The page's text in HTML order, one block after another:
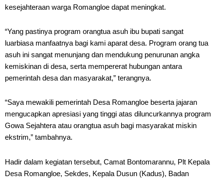
kesejahteraan warga Romangloe dapat meningkat.
“Yang pastinya program orangtua asuh ibu bupati sangat
luarbiasa manfaatnya bagi kami aparat desa. Program orang tua
asuh ini sangat menunjang dan mendukung penurunan angka
kemiskinan di desa, serta mempererat hubungan antara
pemerintah desa dan masyarakat,” terangnya.
“Saya mewakili pemerintah Desa Romangloe beserta jajaran
mengucapkan apresiasi yang tinggi atas diluncurkannya program
Gowa Sejahtera atau orangtua asuh bagi masyarakat miskin
ekstrim,” tambahnya.
Hadir dalam kegiatan tersebut, Camat Bontomarannu, Plt Kepala
Desa Romangloe, Sekdes, Kepala Dusun (Kadus), Badan